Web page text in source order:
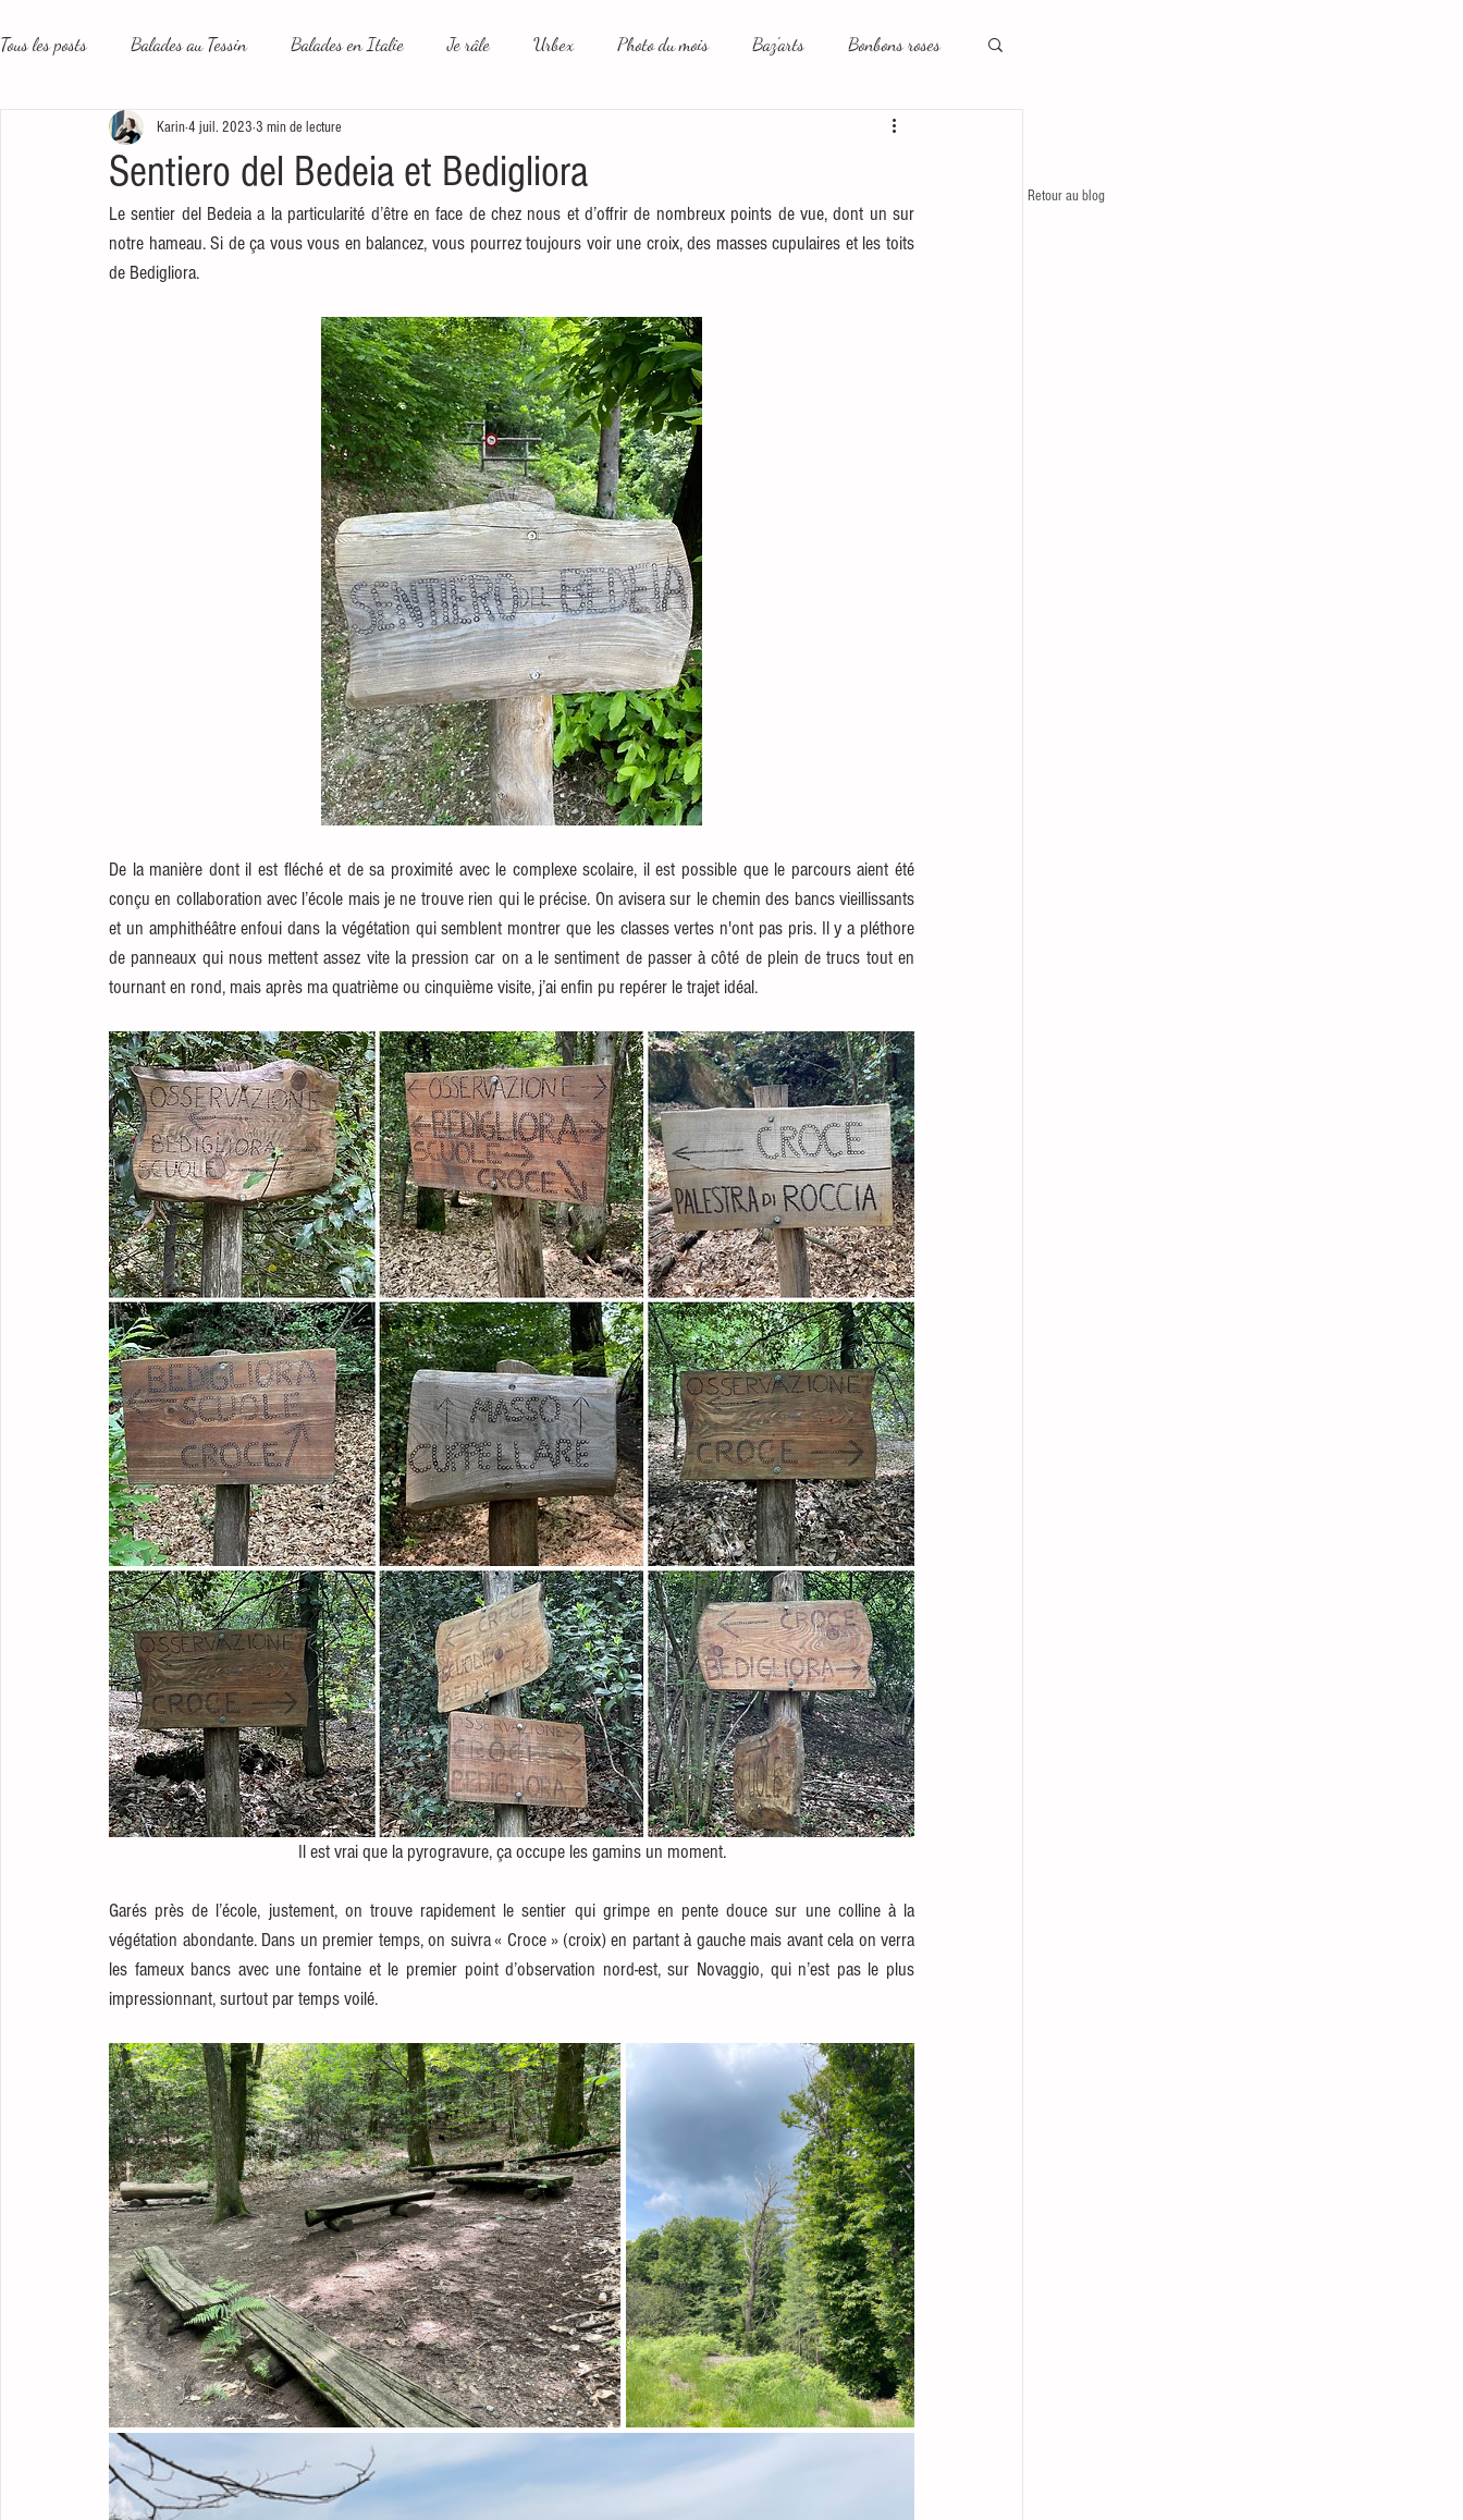
Tous les posts Balades au Tessin Balades en Italie Je râle Urbex Photo du mois Baz'arts Bonbons roses
Le plus beau métier du monde Un peu plus loin
Sentiero del Bedeia et Bedigliora
Karin4 juil. 2023 3 min de lecture
Le sentier del Bedeia a la particularité d’être en face de chez nous et d’offrir de nombreux points de vue, dont un sur
notre hameau. Si de ça vous vous en balancez, vous pourrez toujours voir une croix, des masses cupulaires et les toits
de Bedigliora.
De la manière dont il est fléché et de sa proximité avec le complexe scolaire, il est possible que le parcours aient été
conçu en collaboration avec l’école mais je ne trouve rien qui le précise. On avisera sur le chemin des bancs vieillissants
et un amphithéâtre enfoui dans la végétation qui semblent montrer que les classes vertes n'ont pas pris. Il y a pléthore
de panneaux qui nous mettent assez vite la pression car on a le sentiment de passer à côté de plein de trucs tout en
tournant en rond, mais après ma quatrième ou cinquième visite, j’ai enfin pu repérer le trajet idéal.
Il est vrai que la pyrogravure, ça occupe les gamins un moment.
Garés près de l’école, justement, on trouve rapidement le sentier qui grimpe en pente douce sur une colline à la
végétation abondante. Dans un premier temps, on suivra « Croce » (croix) en partant à gauche mais avant cela on verra
les fameux bancs avec une fontaine et le premier point d’observation nord-est, sur Novaggio, qui n’est pas le plus
impressionnant, surtout par temps voilé.
Retour au blog